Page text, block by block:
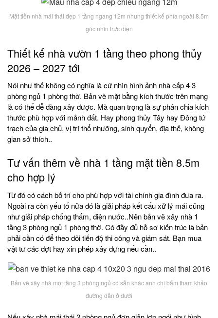
Mặt tiền nhà mái thái đẹp 1 tầng ngang 12m nhưng thiết kế phía ngoài 8.5m
góc nhìn trực diện
Thiết kế nhà vườn 1 tầng theo phong thủy
2026 – 2027 tới
Nói như thế không có nghĩa là cứ nhìn hình ảnh nhà cấp 4 3
phòng ngủ 1 phòng thờ. Bản vẽ mặt bằng kích thước trên mạng
là có thể dễ dàng xây được. Mà quan trọng là sự phân chia kích
thước phù hợp với mảnh đất. Hay phong thủy Tây hay Đông tứ
trạch của gia chủ, vị trí thổ nhưỡng, sinh quyển, địa thế, không
gian sở thích..
Tư vấn thêm về nhà 1 tầng mặt tiền 8.5m
cho hợp lý
Từ đó có cách bố trí cho phù hợp với tài chính gia đình đưa ra.
Ngoài ra còn yếu tố nữa đó là giải pháp kết cấu xử lý mái cũng
như giải pháp chống thấm, điện nước..Nên bản vẽ xây nhà 1
tầng 3 phòng ngủ 1 phòng thờ. Có đầy đủ hồ sơ kiến trúc là bản
phải cần có để theo dõi tiến độ thi công và giám sát. Bạn mua
vật tư các đợt hay xin phép xây dựng nếu cần..
Bản vẽ xây nhà một tầng 3 phòng ngủ có sẵn khác anh chị bấm tham khảo
đường dẫn ở dưới